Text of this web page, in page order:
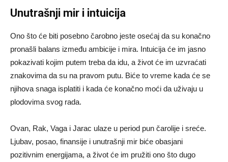
Unutrašnji mir i intuicija
Ono što će biti posebno čarobno jeste osećaj da su konačno
pronašli balans između ambicije i mira. Intuicija će im jasno
pokazivati kojim putem treba da idu, a život će im uzvraćati
znakovima da su na pravom putu. Biće to vreme kada će se
njihova snaga isplatiti i kada će konačno moći da uživaju u
plodovima svog rada.
Ovan, Rak, Vaga i Jarac ulaze u period pun čarolije i sreće.
Ljubav, posao, finansije i unutrašnji mir biće obasjani
pozitivnim energijama, a život će im pružiti ono što dugo